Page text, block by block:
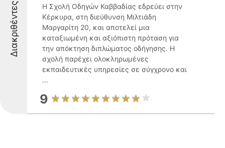
Διακριθέντες
Η Σχολή Οδηγών Καββαδίας εδρεύει στην
Κέρκυρα, στη διεύθυνση Μιλτιάδη
Μαργαρίτη 20, και αποτελεί μια
καταξιωμένη και αξιόπιστη πρόταση για
την απόκτηση διπλώματος οδήγησης. Η
σχολή παρέχει ολοκληρωμένες
εκπαιδευτικές υπηρεσίες σε σύγχρονο και
...
9